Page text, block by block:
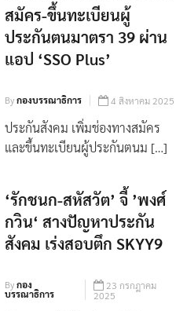
ประกันสังคม เพิ่มช่องทาง
สมัคร-ขึ้นทะเบียนผู้
ประกันตนมาตรา 39 ผ่าน
แอป ‘SSO Plus’
Byกองบรรณาธิการ 4 สิงหาคม 2025
ประกันสังคม เพิ่มช่องทางสมัคร
‘รักชนก-สหัสวัต’ จี้ ’พงศ์
กวิน‘ สางปัญหาประกัน
สังคม เร่งสอบตึก SKYY9